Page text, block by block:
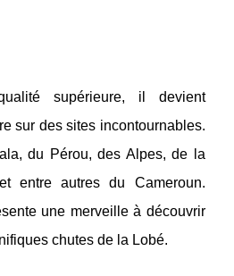
supérieure, il devient
sur des sites incontournables.
du Pérou, des Alpes, de la
entre autres du Cameroun.
une merveille à découvrir
chutes de la Lobé.